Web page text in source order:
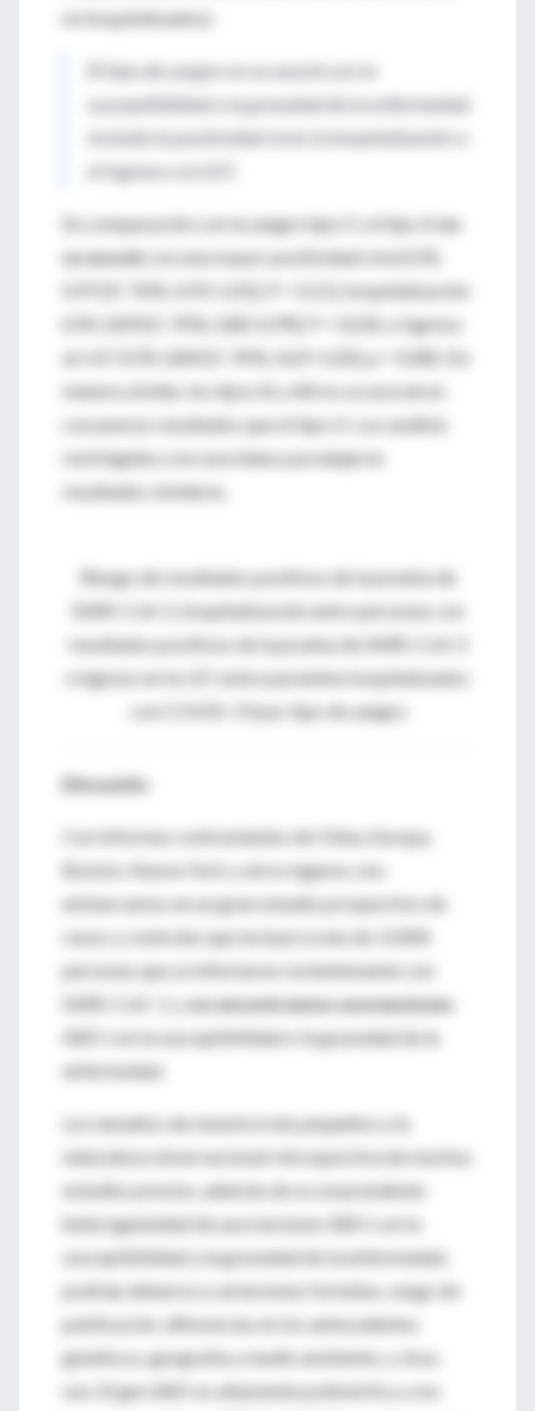
no hospitalizados).
El tipo de sangre no se asoció con la
susceptibilidad o la gravedad de la enfermedad,
incluida la positividad viral, la hospitalización o
el ingreso a la UCI.
En comparación con la sangre tipo O, el tipo A no
se asoció con una mayor positividad viral (OR,
0,97 [IC 95%, 0,93-1,01]; P = 0,11), hospitalización
(OR, 0,89 [IC 95%, 0,80-0,99]; P = 0,03), o ingreso
en UCI (OR, 0,84 [IC 95%, 0,69-1,02]; p = 0,08). De
manera similar, los tipos B y AB no se asociaron
con peores resultados que el tipo O. Los análisis
restringidos a la raza blanca produjeron
resultados similares.
Riesgo de resultados positivos de la prueba de
SARS-CoV-2, hospitalización entre personas con
resultados positivos de la prueba de SARS-CoV-2
e ingreso en la UCI entre pacientes hospitalizados
con COVID-19 por tipo de sangre
Discusión
Con informes contrastantes de China, Europa,
Boston, Nueva York y otros lugares, nos
embarcamos en un gran estudio prospectivo de
casos y controles que incluyó a más de 11000
personas que se infectaron recientemente con
SARS-CoV- 2, y no encontramos asociaciones
ABO con la susceptibilidad o la gravedad de la
enfermedad.
Los tamaños de muestra más pequeños y la
naturaleza observacional retrospectiva de muchos
estudios previos, además de su sorprendente
heterogeneidad de asociaciones ABO con la
susceptibilidad y la gravedad de la enfermedad,
podrían deberse a variaciones fortuitas, sesgo de
publicación, diferencias en los antecedentes
genéticos, geografía y medio ambiente, y virus.
son. El gen ABO es altamente polimórfico y los